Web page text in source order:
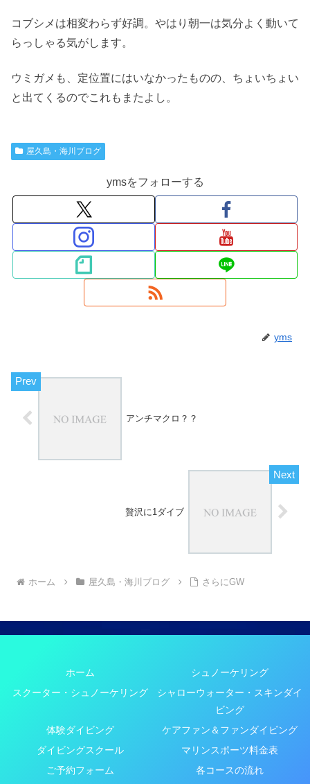
コブシメは相変わらず好調。やはり朝一は気分よく動いて
らっしゃる気がします。
ウミガメも、定位置にはいなかったものの、ちょいちょい
と出てくるのでこれもまたよし。
屋久島・海川ブログ
ymsをフォローする
yms
アンチマクロ？？
贅沢に1ダイブ
ホーム 屋久島・海川ブログ さらにGW
ホーム
シュノーケリング
スクーター・シュノーケリング
シャローウォーター・スキンダイ
ビング
体験ダイビング
ケアファン＆ファンダイビング
ダイビングスクール
マリンスポーツ料金表
ご予約フォーム
各コースの流れ